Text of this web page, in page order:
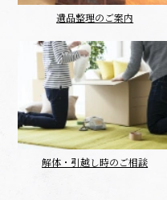
遺品整理のご案内
解体・引越し時のご相談